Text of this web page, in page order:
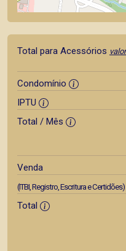
Total para Acessórios
Condomínio
IPTU
Total / Mês
Venda
(ITBI, Registro, Escritura e Certidões)
Total